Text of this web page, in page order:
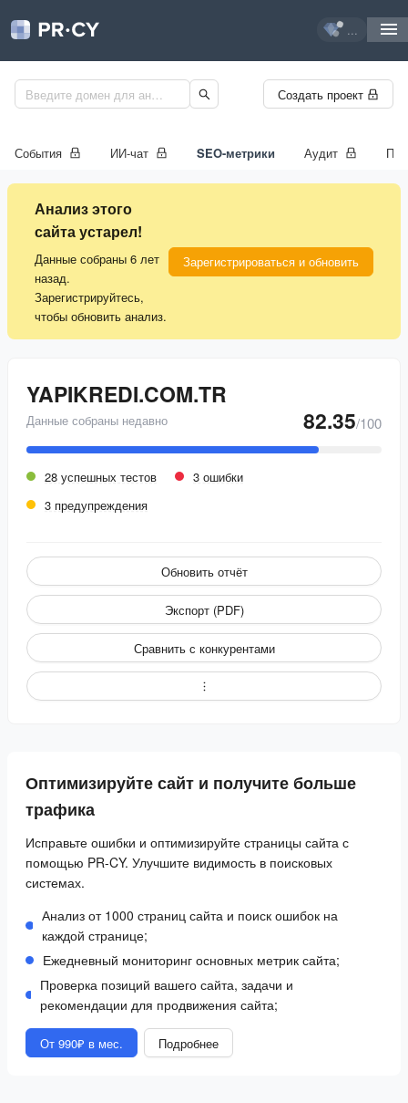
...
Создать проект
События ИИ-чат SEO-метрики Аудит
Анализ этого
сайта устарел!
Данные собраны 6 лет
назад.
Зарегистрируйтесь,
чтобы обновить анализ.
Зарегистрироваться и обновить
YAPIKREDI.COM.TR
Данные собраны недавно 82.35/100
28 успешных тестов
3 ошибки
3 предупреждения
Обновить отчёт
Экспорт (PDF)
Сравнить с конкурентами
Оптимизируйте сайт и получите больше
трафика
Исправьте ошибки и оптимизируйте страницы сайта с
помощью PR-CY. Улучшите видимость в поисковых
системах.
Анализ от 1000 страниц сайта и поиск ошибок на
каждой странице;
Ежедневный мониторинг основных метрик сайта;
Проверка позиций вашего сайта, задачи и
рекомендации для продвижения сайта;
От 990₽ в мес. Подробнее